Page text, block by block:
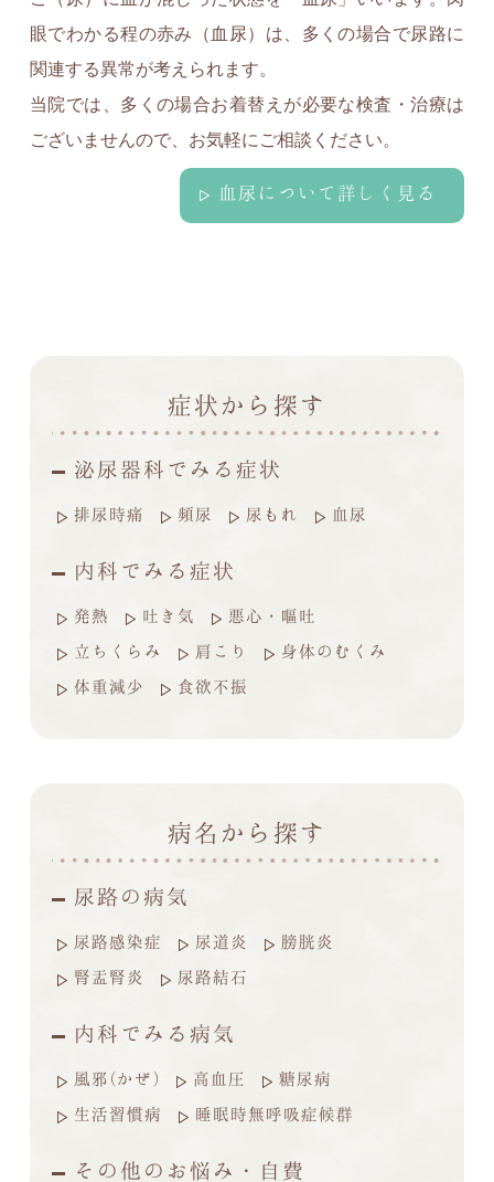
眼でわかる程の赤み（血尿）は、多くの場合で尿路に
関連する異常が考えられます。
当院では、多くの場合お着替えが必要な検査・治療は
ございませんので、お気軽にご相談ください。
血尿について詳しく見る
症状から探す
泌尿器科でみる症状
排尿時痛 頻尿 尿もれ 血尿
内科でみる症状
発熱 吐き気
悪心・嘔吐
立ちくらみ
肩こり
身体のむくみ
体重減少
食欲不振
病名から探す
尿路の病気
尿路感染症 尿道炎
膀胱炎
腎盂腎炎
尿路結石
内科でみる病気
風邪(かぜ) 高血圧
糖尿病
生活習慣病
睡眠時無呼吸症候群
その他のお悩み・自費